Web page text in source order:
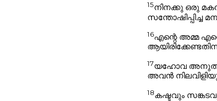
15നിനക്കു ഒരു
സന്തോഷിപ്പിച്ച
16എന്റെ അമ്മ
17യഹോവ
അവൻ
18കഷ്ടവും